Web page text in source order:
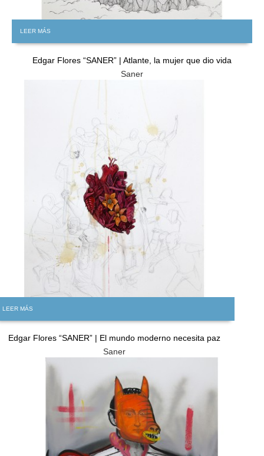
LEER MÁS
Edgar Flores “SANER” | Atlante, la mujer que dio vida
Saner
LEER MÁS
Edgar Flores “SANER” | El mundo moderno necesita paz
Saner